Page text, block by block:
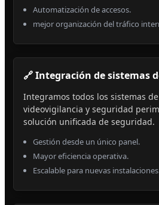
Automatización de accesos.
mejor organización del tráfico
🔗 Integración de sistemas
Integramos todos los sistemas
videovigilancia y seguridad
solución unificada de seguridad.
Gestión desde un único panel.
Mayor eficiencia operativa.
Escalable para nuevas